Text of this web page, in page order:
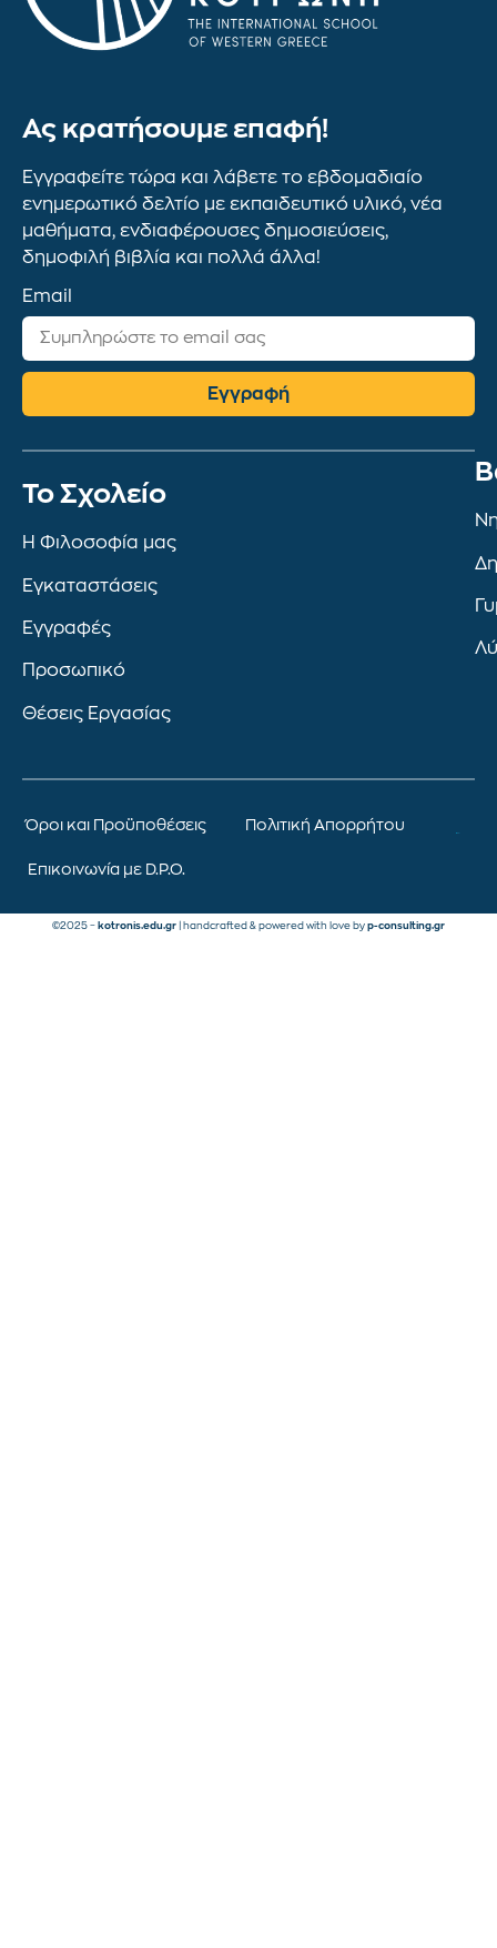
Ας κρατήσουμε επαφή!
Εγγραφείτε τώρα και λάβετε το εβδομαδιαίο
ενημερωτικό δελτίο με εκπαιδευτικό υλικό, νέα
μαθήματα, ενδιαφέρουσες δημοσιεύσεις,
δημοφιλή βιβλία και πολλά άλλα!
Email
Εγγραφή
To Σχολείο
Η Φιλοσοφία μας
Εγκαταστάσεις
Εγγραφές
Προσωπικό
Θέσεις Εργασίας
Όροι και Προϋποθέσεις Πολιτική Απορρήτου
Επικοινωνία με D.P.O.
©2025 – kotronis.edu.gr | handcrafted & powered with love by p-consulting.gr